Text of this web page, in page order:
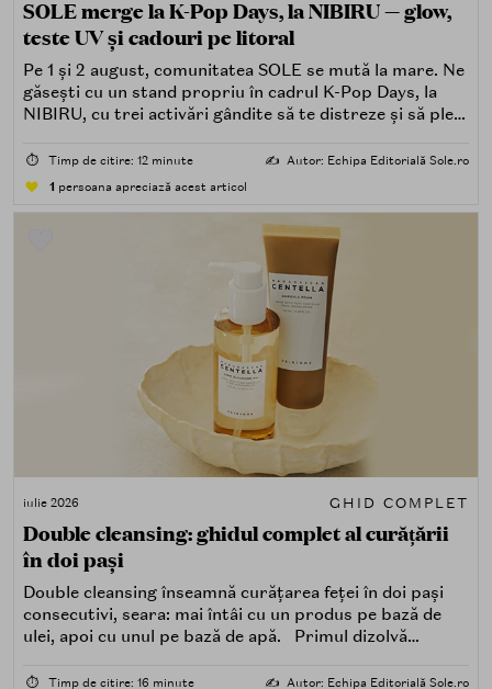
SOLE merge la K-Pop Days, la NIBIRU — glow,
teste UV și cadouri pe litoral
Pe 1 și 2 august, comunitatea SOLE se mută la mare. Ne
găsești cu un stand propriu în cadrul K-Pop Days, la
NIBIRU, cu trei activări gândite să te distreze și să pleci
⏱️ Timp de citire: 12 minute ✍️ Autor: Echipa Editorială Sole.ro
1 persoana apreciază acest articol
iulie 2026 GHID COMPLET
Double cleansing: ghidul complet al curățării
în doi pași
Double cleansing înseamnă curățarea feței în doi pași
consecutivi, seara: mai întâi cu un produs pe bază de
ulei, apoi cu unul pe bază de apă. Primul dizolvă
poluare. Al doilea îndepărtează impuritățile solubile în
⏱️ Timp de citire: 16 minute ✍️ Autor: Echipa Editorială Sole.ro